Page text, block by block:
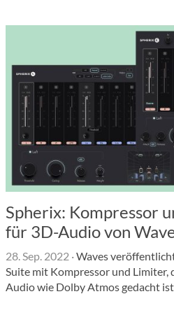
Spherix: Kompressor
für 3D-Audio von
28. Sep. 2022 ·Waves
Suite mit Kompressor und Limiter,
Audio wie Dolby Atmos gedacht